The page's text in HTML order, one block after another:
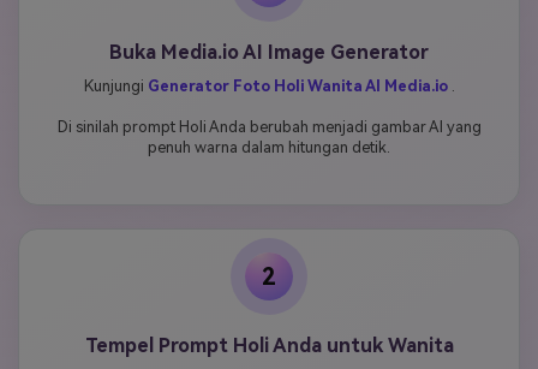
Buka Media.io AI Image Generator
Kunjungi Generator Foto Holi Wanita AI Media.io .
Di sinilah prompt Holi Anda berubah menjadi gambar AI yang
penuh warna dalam hitungan detik.
2
Tempel Prompt Holi Anda untuk Wanita